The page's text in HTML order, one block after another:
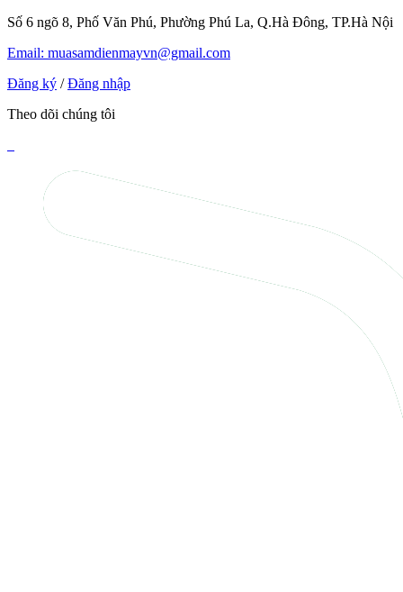
Số 6 ngõ 8, Phố Văn Phú, Phường Phú La, Q.Hà Đông, TP.Hà Nội
Email: muasamdienmayvn@gmail.com
Đăng ký / Đăng nhập
Theo dõi chúng tôi